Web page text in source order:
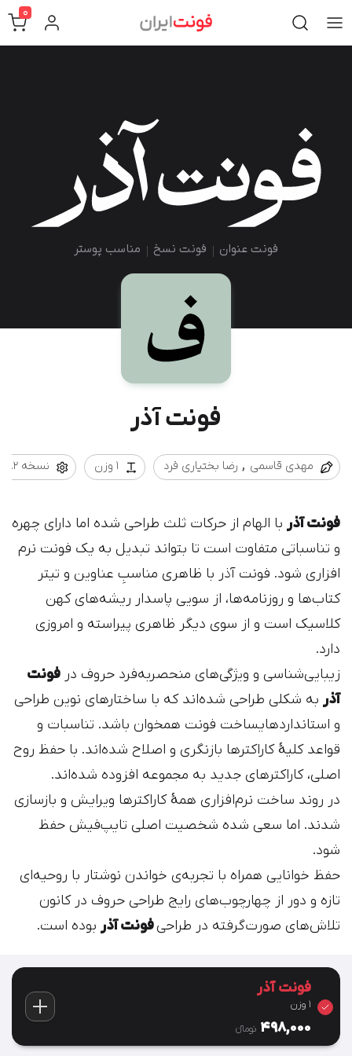
0
فونت عنوان فونت نسخ مناسب پوستر
فونت آذر
مهدی قاسمی رضا بختیاری فرد 1 وزن نسخه 1.2
فونت آذر با الهام از حرکات ثلث طراحی شده اما دارای چهره
و تناسباتی متفاوت است تا بتواند تبدیل به یک فونت نرم
افزاری شود. فونت آذر با ظاهری مناسبِ عناوین و تیتر
کتاب‌ها و روزنامه‌ها، از سویی پاسدار ریشه‌های کهن
کلاسیک است و از سوی دیگر ظاهری پیراسته و امروزی
دارد.
زیبایی‌شناسی و ویژگی‌های منحصربه‌فرد حروف در فونت
آذر به شکلی طراحی شده‌اند که با ساختارهای نوین طراحی
و استانداردهایساخت فونت همخوان باشد. تناسبات و
قواعد کلیهٔ کاراکترها بازنگری و اصلاح شده‌اند. با حفظ روح
اصلی، کاراکترهای جدید به مجموعه افزوده شده‌اند.
در روند ساخت نرم‌افزاری همهٔ کاراکترها ویرایش و بازسازی
شد‌ند. اما سعی شده شخصیت اصلی تایپ‌فیش حفظ
شود.
حفظ خوانایی همراه با تجربه‌ی خواندن نوشتار با روحیه‌ای
تازه و دور از چهارچوب‌های رایج طراحی حروف در کانون
تلاش‌های صورت‌گرفته در طراحیفونت آذر بوده است.
فونت آذر
1 وزن
498,000 تومان‫ء‬